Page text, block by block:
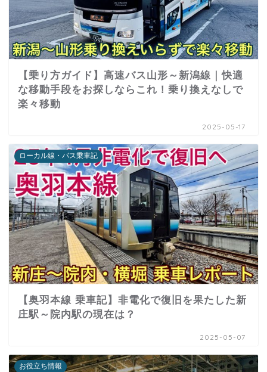
【乗り方ガイド】高速バス山形～新潟線｜快適
な移動手段をお探しならこれ！乗り換えなしで
楽々移動
2025-05-17
ローカル線・バス乗車記
【奥羽本線 乗車記】非電化で復旧を果たした新
庄駅～院内駅の現在は？
2025-05-07
お役立ち情報